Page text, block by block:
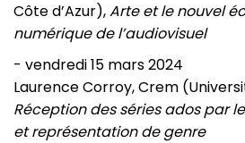
Côte d’Azur),Arte et le nouvel
numérique de l’audiovisuel
- vendredi 15 mars 2024
Laurence Corroy, Crem
Réception des séries ados par
et représentation de genre